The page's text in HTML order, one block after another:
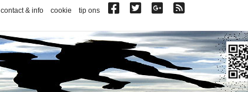
contact & info cookie tip ons